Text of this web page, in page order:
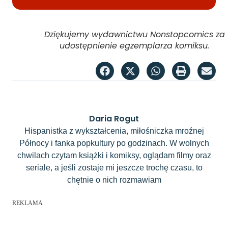
Dziękujemy wydawnictwu Nonstopcomics za
udostępnienie egzemplarza komiksu.
Daria Rogut
Hispanistka z wykształcenia, miłośniczka mroźnej
Północy i fanka popkultury po godzinach. W wolnych
chwilach czytam książki i komiksy, oglądam filmy oraz
seriale, a jeśli zostaje mi jeszcze trochę czasu, to
chętnie o nich rozmawiam
REKLAMA